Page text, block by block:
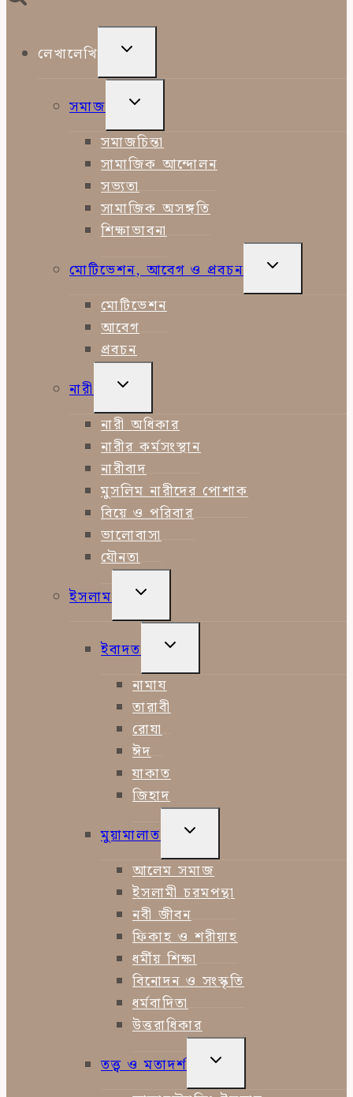
লেখালেখি
TOGGLE
MENU
সমাজ
TOGGLE
MENU
সমাজচিন্তা
সামাজিক আন্দোলন
সভ্যতা
সামাজিক অসঙ্গতি
শিক্ষাভাবনা
মোটিভেশন, আবেগ ও প্রবচন
TOGGLE
মোটিভেশন
আবেগ
প্রবচন
নারী
TOGGLE
MENU
নারী অধিকার
নারীর কর্মসংস্থান
নারীবাদ
মুসলিম নারীদের পোশাক
বিয়ে ও পরিবার
ভালোবাসা
যৌনতা
ইসলাম
TOGGLE
MENU
ইবাদত
TOGGLE
MENU
নামায
তারাবী
রোযা
ঈদ
যাকাত
জিহাদ
মুয়ামালাত
TOGGLE
MENU
আলেম সমাজ
ইসলামী চরমপন্থা
নবী জীবন
ফিকাহ ও শরীয়াহ
ধর্মীয় শিক্ষা
বিনোদন ও সংস্কৃতি
ধর্মবাদিতা
উত্তরাধিকার
তত্ত্ব ও মতাদর্শ
TOGGLE